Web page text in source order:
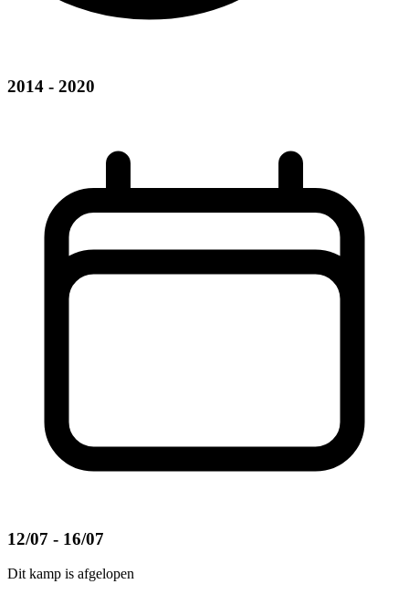
2014 - 2020
12/07 - 16/07
Dit kamp is afgelopen